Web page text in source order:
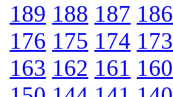
189 188 187 186
176 175 174 173
163 162 161 160